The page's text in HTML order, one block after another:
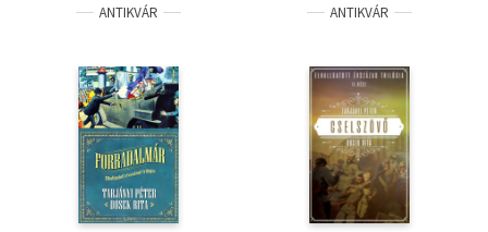
ANTIKVÁR ANTIKVÁR